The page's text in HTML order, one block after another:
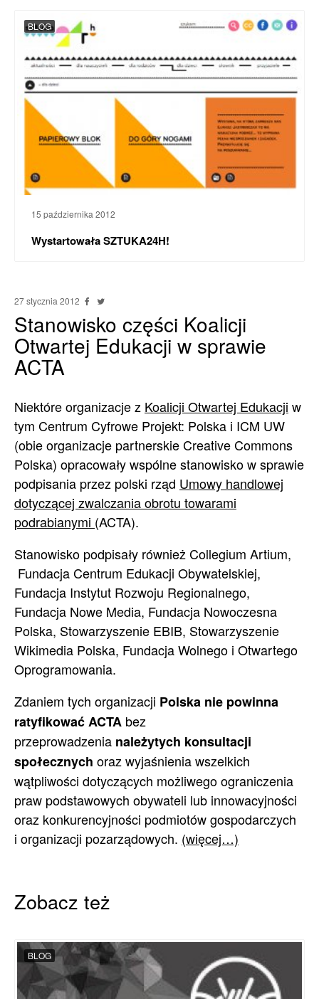
BLOG
15 października 2012
Wystartowała SZTUKA24H!
27 stycznia 2012
Stanowisko części Koalicji
Otwartej Edukacji w sprawie
ACTA
Niektóre organizacje z Koalicji Otwartej Edukacji w
tym Centrum Cyfrowe Projekt: Polska i ICM UW
(obie organizacje partnerskie Creative Commons
Polska) opracowały wspólne stanowisko w sprawie
podpisania przez polski rząd Umowy handlowej
dotyczącej zwalczania obrotu towarami
podrabianymi (ACTA).
Stanowisko podpisały również Collegium Artium,
Fundacja Centrum Edukacji Obywatelskiej,
Fundacja Instytut Rozwoju Regionalnego,
Fundacja Nowe Media, Fundacja Nowoczesna
Polska, Stowarzyszenie EBIB, Stowarzyszenie
Wikimedia Polska, Fundacja Wolnego i Otwartego
Oprogramowania.
Zdaniem tych organizacji Polska nie powinna
ratyfikować ACTA bez
przeprowadzenia należytych konsultacji
społecznych oraz wyjaśnienia wszelkich
wątpliwości dotyczących możliwego ograniczenia
praw podstawowych obywateli lub innowacyjności
oraz konkurencyjności podmiotów gospodarczych
i organizacji pozarządowych. (więcej…)
Zobacz też
BLOG